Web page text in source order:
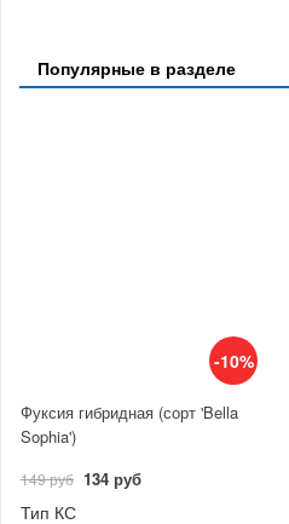
Популярные в разделе
-10%
Фуксия гибридная (сорт 'Bella
Sophia')
149 руб 134 руб
Тип КС